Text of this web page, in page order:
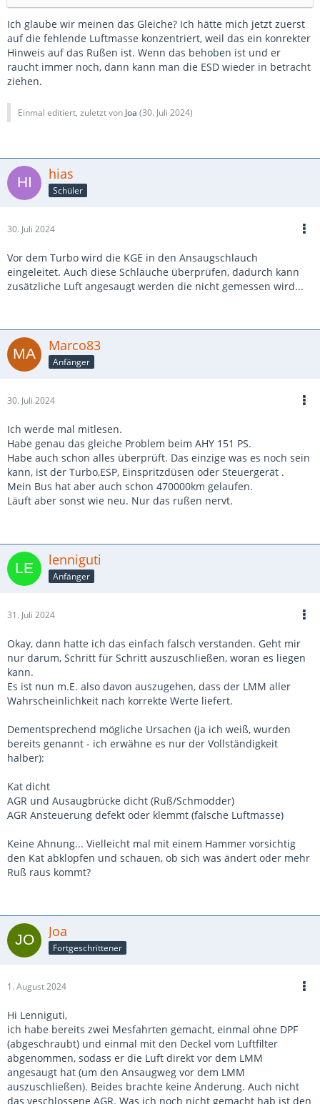
Ich glaube wir meinen das Gleiche? Ich hätte mich jetzt zuerst
auf die fehlende Luftmasse konzentriert, weil das ein konrekter
Hinweis auf das Rußen ist. Wenn das behoben ist und er
raucht immer noch, dann kann man die ESD wieder in betracht
ziehen.
Einmal editiert, zuletzt von Joa (30. Juli 2024)
hias
Schüler
30. Juli 2024
Vor dem Turbo wird die KGE in den Ansaugschlauch
eingeleitet. Auch diese Schläuche überprüfen, dadurch kann
zusätzliche Luft angesaugt werden die nicht gemessen wird...
Marco83
Anfänger
30. Juli 2024
Ich werde mal mitlesen.
Habe genau das gleiche Problem beim AHY 151 PS.
Habe auch schon alles überprüft. Das einzige was es noch sein
kann, ist der Turbo,ESP, Einspritzdüsen oder Steuergerät .
Mein Bus hat aber auch schon 470000km gelaufen.
Läuft aber sonst wie neu. Nur das rußen nervt.
lenniguti
Anfänger
31. Juli 2024
Okay, dann hatte ich das einfach falsch verstanden. Geht mir
nur darum, Schritt für Schritt auszuschließen, woran es liegen
kann.
Es ist nun m.E. also davon auszugehen, dass der LMM aller
Wahrscheinlichkeit nach korrekte Werte liefert.
Dementsprechend mögliche Ursachen (ja ich weiß, wurden
bereits genannt - ich erwähne es nur der Vollständigkeit
halber):
Kat dicht
AGR und Ausaugbrücke dicht (Ruß/Schmodder)
AGR Ansteuerung defekt oder klemmt (falsche Luftmasse)
Keine Ahnung... Vielleicht mal mit einem Hammer vorsichtig
den Kat abklopfen und schauen, ob sich was ändert oder mehr
Ruß raus kommt?
Joa
Fortgeschrittener
1. August 2024
Hi Lenniguti,
ich habe bereits zwei Mesfahrten gemacht, einmal ohne DPF
(abgeschraubt) und einmal mit den Deckel vom Luftfilter
abgenommen, sodass er die Luft direkt vor dem LMM
angesaugt hat (um den Ansaugweg vor dem LMM
auszuschließen). Beides brachte keine Änderung. Auch nicht
das veschlossene AGR. Was ich noch nicht gemacht hab ist den